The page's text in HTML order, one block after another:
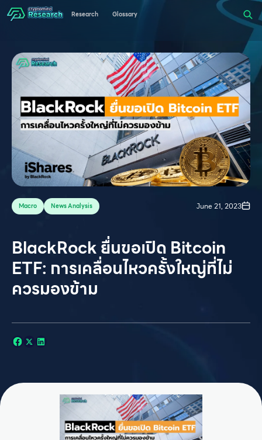
Research Glossary
Macro News Analysis June 21, 2023
BlackRock ยื่นขอเปิด Bitcoin
ETF: การเคลื่อนไหวครั้งใหญ่ที่ไม่
ควรมองข้าม